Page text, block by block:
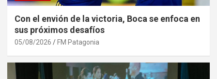
Con el envión de la victoria, Boca se enfoca en
sus próximos desafíos
05/08/2026 FM Patagonia